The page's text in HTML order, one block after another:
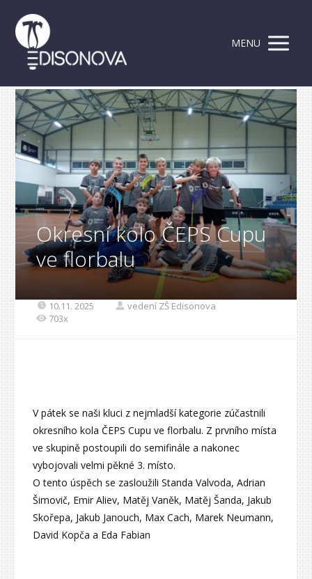
MENU
Okresní kolo ČEPS Cupu
ve florbalu
10.11. 2025
vedení ZŠ Edisonova
703x
V pátek se naši kluci z nejmladší kategorie zúčastnili
okresního kola ČEPS Cupu ve florbalu. Z prvního místa
ve skupině postoupili do semifinále a nakonec
vybojovali velmi pěkné 3. místo.
O tento úspěch se zasloužili Standa Valvoda, Adrian
Šimovič, Emir Aliev, Matěj Vaněk, Matěj Šanda, Jakub
Skořepa, Jakub Janouch, Max Cach, Marek Neumann,
David Kopča a Eda Fabian